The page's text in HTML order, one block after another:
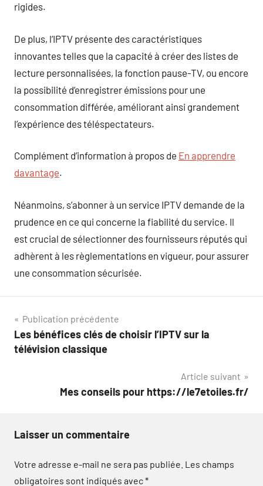
rigides.
De plus, l’IPTV présente des caractéristiques
innovantes telles que la capacité à créer des listes de
lecture personnalisées, la fonction pause-TV, ou encore
la possibilité d’enregistrer émissions pour une
consommation différée, améliorant ainsi grandement
l’expérience des téléspectateurs.
Complément d’information à propos de En apprendre
davantage.
Néanmoins, s’abonner à un service IPTV demande de la
prudence en ce qui concerne la fiabilité du service. Il
est crucial de sélectionner des fournisseurs réputés qui
adhèrent à les règlementations en vigueur, pour assurer
une consommation sécurisée.
Navigation
de
Publication précédente
Les bénéfices clés de choisir l’IPTV sur la
télévision classique
Article suivant
Mes conseils pour https://le7etoiles.fr/
Laisser un commentaire
Votre adresse e-mail ne sera pas publiée. Les champs
obligatoires sont indiqués avec*